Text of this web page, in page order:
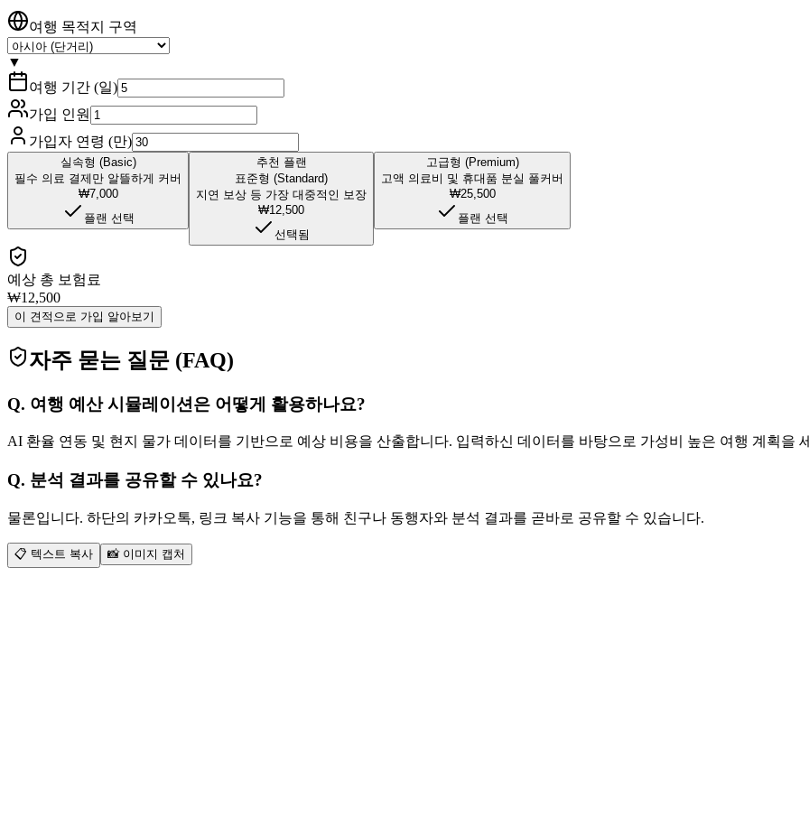
여행 목적지 구역
▼
여행 기간 (일)
가입 인원
가입자 연령 (만)
실속형 (Basic)
필수 의료 결제만 알뜰하게 커버
₩7,000
플랜 선택
추천 플랜
표준형 (Standard)
지연 보상 등 가장 대중적인 보장
₩12,500
선택됨
고급형 (Premium)
고액 의료비 및 휴대품 분실 풀커버
₩25,500
플랜 선택
예상 총 보험료
₩12,500
이 견적으로 가입 알아보기
자주 묻는 질문 (FAQ)
Q. 여행 예산 시뮬레이션은 어떻게 활용하나요?
AI 환율 연동 및 현지 물가 데이터를 기반으로 예상 비용을 산출합니다. 입력하신 데이터를 바탕으로 가성비 높은 여행 계획을
Q. 분석 결과를 공유할 수 있나요?
물론입니다. 하단의 카카오톡, 링크 복사 기능을 통해 친구나 동행자와 분석 결과를 곧바로 공유할 수 있습니다.
📋 텍스트 복사 📸 이미지 캡처